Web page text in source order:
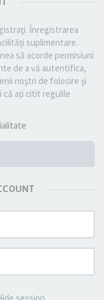
Înregistrarea
suplimentare.
să acorde permisiuni
de a vă autentifica,
noştri de folosire şi
că aţi citit regulile